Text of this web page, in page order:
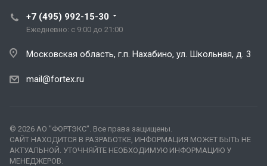
+7 (495) 992-15-30
Ежедневно: с 9:00 до 21:00
Московская область, г.п. Нахабино, ул. Школьная, д. 3
mail@fortex.ru
© 2026 АО "ФОРТЭКС". Все права защищены.
САЙТ НАХОДИТСЯ В РАЗРАБОТКЕ, ИНФОРМАЦИЯ МОЖЕТ БЫТЬ НЕ
АКТУАЛЬНОЙ. УТОЧНЯЙТЕ НЕОБХОДИМУЮ ИНФОРМАЦИЮ У
МЕНЕДЖЕРОВ.